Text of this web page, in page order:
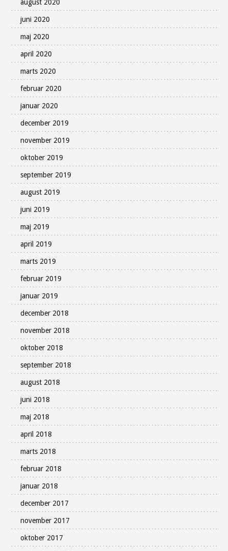
august 2020
juni 2020
maj 2020
april 2020
marts 2020
februar 2020
januar 2020
december 2019
november 2019
oktober 2019
september 2019
august 2019
juni 2019
maj 2019
april 2019
marts 2019
februar 2019
januar 2019
december 2018
november 2018
oktober 2018
september 2018
august 2018
juni 2018
maj 2018
april 2018
marts 2018
februar 2018
januar 2018
december 2017
november 2017
oktober 2017